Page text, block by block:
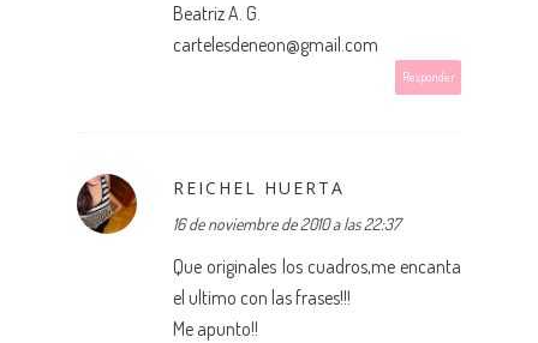
Beatriz A. G.
cartelesdeneon@gmail.com
Responder
REICHEL HUERTA
16 de noviembre de 2010 a las 22:37
Que originales los cuadros,me encanta
el ultimo con las frases!!!
Me apunto!!